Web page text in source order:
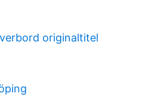
originaltitel